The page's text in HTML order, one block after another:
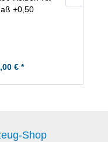
+0,50
€ *
Shop